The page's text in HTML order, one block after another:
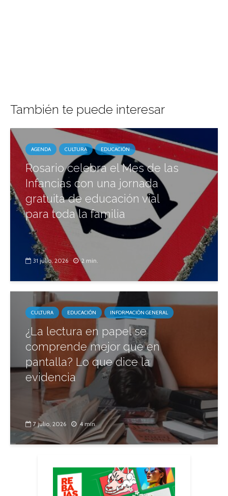
También te puede interesar
AGENDA CULTURA EDUCACIÓN
Rosario celebra el Mes de las
Infancias con una jornada
gratuita de educación vial
para toda la familia
31 julio, 2026 2 min.
CULTURA EDUCACIÓN INFORMACIÓN GENERAL
¿La lectura en papel se
comprende mejor que en
pantalla? Lo que dice la
evidencia
7 julio, 2026 4 min.